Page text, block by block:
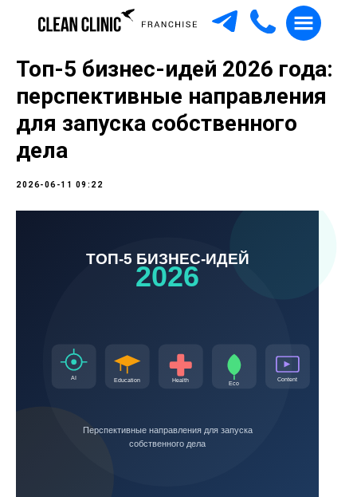
Топ-5 бизнес-идей 2026 года:
перспективные направления
для запуска собственного
дела
2026-06-11 09:22